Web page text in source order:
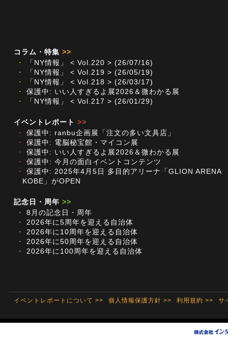
コラム・特集 >>
・
「NY情報」 < Vol.220 > (26/07/16)
・
「NY情報」 < Vol.219 > (26/05/19)
・
「NY情報」 < Vol.218 > (26/03/17)
・
保護中: いい人すぎるよ展2026＆微わかる展
・
「NY情報」 < Vol.217 > (26/01/29)
イベントレポート >>
・
保護中: ranbu企画展「注文の多い文具店」
・
保護中: 電脳秘宝館・マイコン展
・
保護中: いい人すぎるよ展2026＆微わかる展
・
保護中: 今月の面白イベントコンテンツ
・
保護中: 2025年4月5日 多目的アリーナ「GLION ARENA
KOBE」がOPEN
記念日・周年 >>
・
8月の記念日・周年
・
2026年に5周年を迎える自治体
・
2026年に10周年を迎える自治体
・
2026年に50周年を迎える自治体
・
2026年に100周年を迎える自治体
イベントレポートについて >> 個人情報保護方針 >> 利用規約 >> サ